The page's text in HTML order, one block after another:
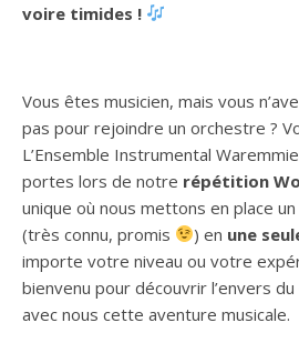
voire timides !
Vous êtes musicien, mais vous
pas pour rejoindre un orchestre ?
L’Ensemble Instrumental
portes lors de notre répétition
unique où nous mettons en place
(très connu, promis
) en une
importe votre niveau ou votre
bienvenu pour découvrir l’envers
avec nous cette aventure musicale.